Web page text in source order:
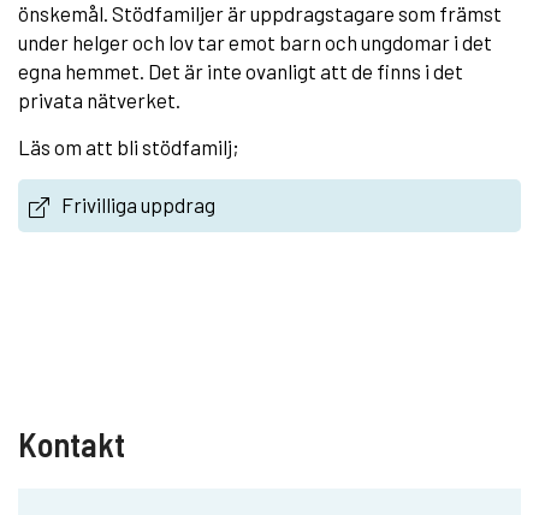
önskemål. Stödfamiljer är uppdragstagare som främst
under helger och lov tar emot barn och ungdomar i det
egna hemmet. Det är inte ovanligt att de finns i det
privata nätverket.
Läs om att bli stödfamilj;
Frivilliga uppdrag
Kontakt